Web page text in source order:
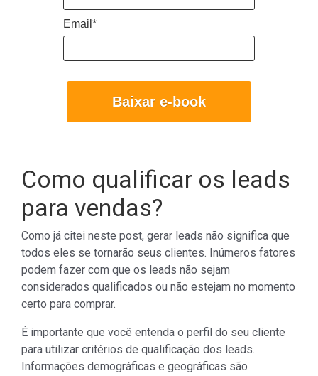
Email*
Baixar e-book
Como qualificar os leads
para vendas?
Como já citei neste post, gerar leads não significa que
todos eles se tornarão seus clientes. Inúmeros fatores
podem fazer com que os leads não sejam
considerados qualificados ou não estejam no momento
certo para comprar.
É importante que você entenda o perfil do seu cliente
para utilizar critérios de qualificação dos leads.
Informações demográficas e geográficas são